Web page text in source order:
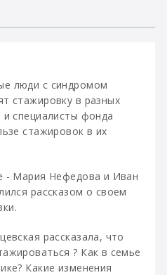
люди с синдромом
стажировку в разных
специалисты фонда
стажировок в их
- Мария Нефедова и Иван
рассказом о своем
рассказала, что
? Как в семье
Какие изменения